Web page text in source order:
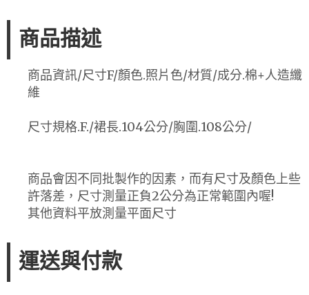
商品描述
商品資訊/尺寸F/顏色.照片色/材質/成分.棉+人造纖
維
尺寸規格.F./裙長.104公分/胸圍.108公分/
商品會因不同批製作的因素，而有尺寸及顏色上些
許落差，尺寸測量正負2公分為正常範圍內喔!
其他資料平放測量平面尺寸
運送與付款